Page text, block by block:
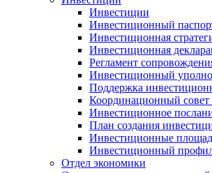
Инвестиции
Инвестиционный
Инвестиционная
Инвестиционная
Регламент
Инвестиционный
Поддержка
Координационный совет
Инвестиционное
План создания
Инвестиционные
Инвестиционный
Отдел экономики